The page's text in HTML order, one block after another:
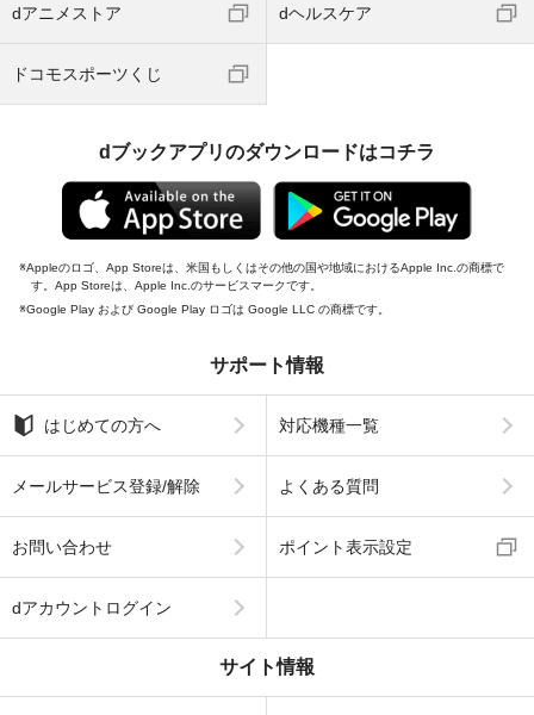
dアニメストア dヘルスケア
ドコモスポーツくじ
dブックアプリのダウンロードはコチラ
Appleのロゴ、App Storeは、米国もしくはその他の国や地域におけるApple Inc.の商標で
す。App Storeは、Apple Inc.のサービスマークです。
Google Play および Google Play ロゴは Google LLC の商標です。
サポート情報
はじめての方へ 対応機種一覧
メールサービス登録/解除 よくある質問
お問い合わせ ポイント表示設定
dアカウントログイン
サイト情報